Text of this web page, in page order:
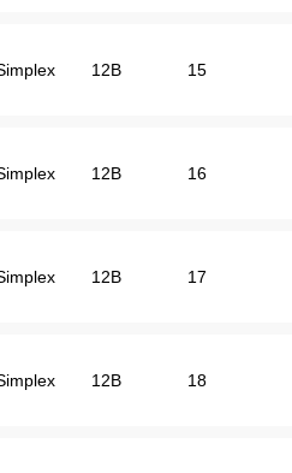
12B 15
12B 16
12B 17
12B 18